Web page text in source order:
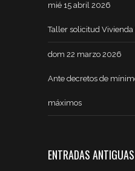
mié 15 abril 2026
Taller solicitud
dom 22 marzo 2026
Ante decretos de
máximos
ENTRADAS ANTIGUAS